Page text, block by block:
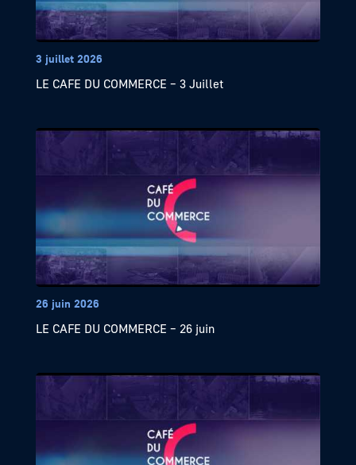
3 juillet 2026
LE CAFE DU COMMERCE – 3 Juillet
26 juin 2026
LE CAFE DU COMMERCE – 26 juin